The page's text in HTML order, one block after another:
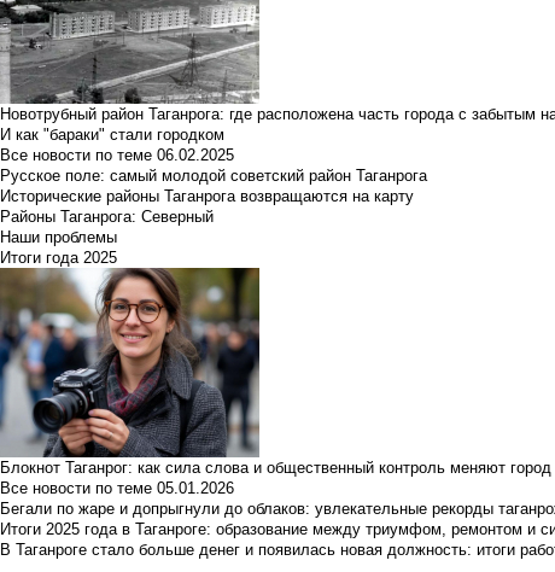
Новотрубный район Таганрога: где расположена часть города с забытым
И как "бараки" стали городком
Все новости по теме 06.02.2025
Русское поле: самый молодой советский район Таганрога
Исторические районы Таганрога возвращаются на карту
Районы Таганрога: Северный
Наши проблемы
Итоги года 2025
Блокнот Таганрог: как сила слова и общественный контроль меняют
Все новости по теме 05.01.2026
Бегали по жаре и допрыгнули до облаков: увлекательные рекорды
Итоги 2025 года в Таганроге: образование между триумфом, ремонтом и
В Таганроге стало больше денег и появилась новая должность: итоги